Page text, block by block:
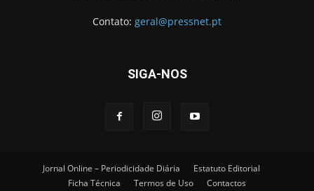
Contato: geral@pressnet.pt
SIGA-NOS
Jornal Online – Periodicidade Diária
Estatuto Editorial
Ficha Técnica
Termos de Uso Contactos